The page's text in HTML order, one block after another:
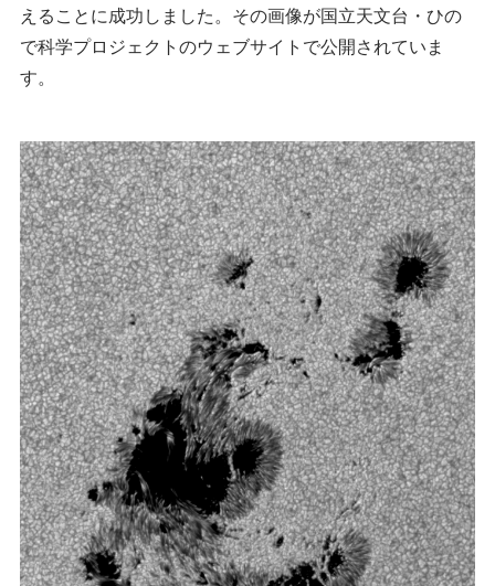
観測ロケット
大気球
プラネタリーディフェンス（地球防衛）
よくあるご質問
見学案内
特別公開
宇宙学校
講師派遣
パンフレット
ISASニュース
模型貸出し
パネル展
フレンドレイジング
所長より
宇宙科学研究所賞
研究者総覧「あいさすmap」
関連施設
組織
年次要覧 / ISAS Report
歴史
歴代所長
大学院教育
広報活動
えることに成功しました。その画像が国立天文台・ひの
で科学プロジェクトのウェブサイトで公開されていま
す。